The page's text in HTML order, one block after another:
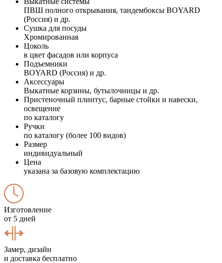
ПВШ полного открывания, тандембоксы BOYARD
(Россия) и др.
Сушка для посуды
Хромированная
Цоколь
в цвет фасадов или корпуса
Подъемники
BOYARD (Россия) и др.
Аксессуары
Выкатные корзины, бутылочницы и др.
Пристеночный плинтус, барные стойки и навески,
освещение
по каталогу
Ручки
по каталогу (более 100 видов)
Размер
индивидуальный
Цена
указана за базовую комплектацию
Изготовление
от 5 дней
Замер, дизайн
и доставка бесплатно